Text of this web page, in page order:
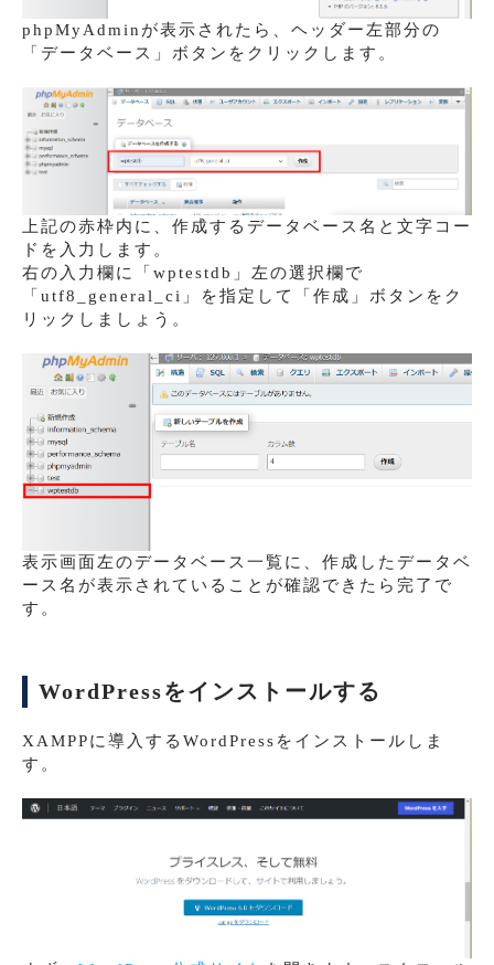
phpMyAdminが表示されたら、ヘッダー左部分の
「データベース」ボタンをクリックします。
上記の赤枠内に、作成するデータベース名と文字コー
ドを入力します。
右の入力欄に「wptestdb」左の選択欄で
「utf8_general_ci」を指定して「作成」ボタンをク
リックしましょう。
表示画面左のデータベース一覧に、作成したデータベ
ース名が表示されていることが確認できたら完了で
す。
WordPressをインストールする
XAMPPに導入するWordPressをインストールしま
す。